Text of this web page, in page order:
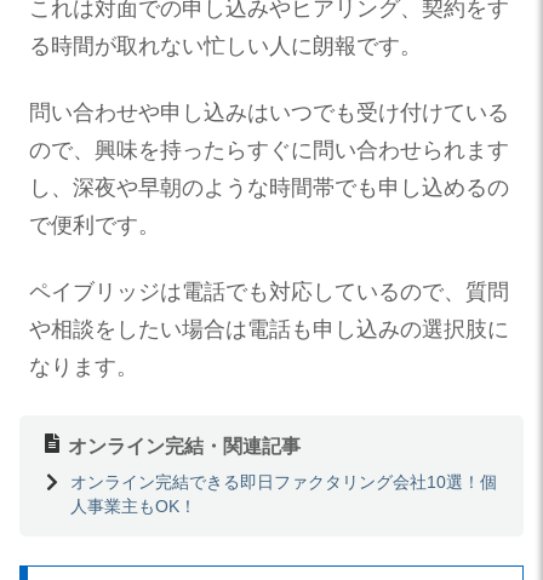
これは対面での申し込みやヒアリング、契約をす
る時間が取れない忙しい人に朗報です。
問い合わせや申し込みはいつでも受け付けている
ので、興味を持ったらすぐに問い合わせられます
し、深夜や早朝のような時間帯でも申し込めるの
で便利です。
ペイブリッジは電話でも対応しているので、質問
や相談をしたい場合は電話も申し込みの選択肢に
なります。
オンライン完結・関連記事
オンライン完結できる即日ファクタリング会社10選！個
人事業主もOK！